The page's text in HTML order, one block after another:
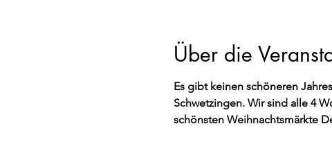
Über die
Es gibt keinen schöneren
Schwetzingen. Wir sind alle 4
schönsten Weihnachtsmärkte